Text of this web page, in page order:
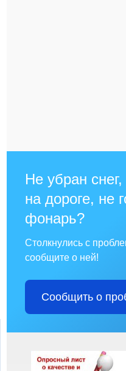
Не убран
на дороге, не
фонарь?
Столкнулись с
сообщите о ней!
Сообщить о